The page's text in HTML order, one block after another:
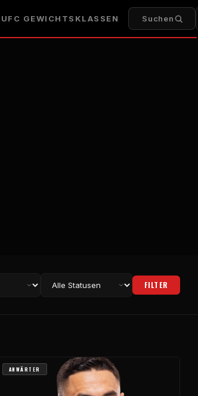
UFC GEWICHTSKLASSEN Suchen
FILTER
ANWÄRTER